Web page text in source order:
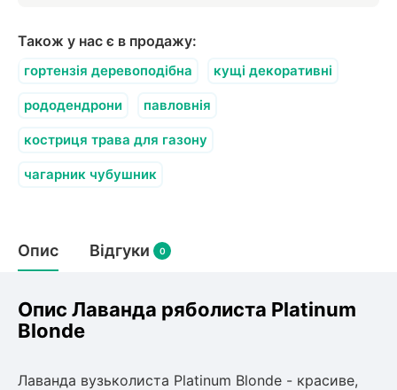
Також у нас є в продажу:
гортензія деревоподібна кущі декоративні
рододендрони павловнія
костриця трава для газону
чагарник чубушник
Опис Відгуки 0
Опис Лаванда ряболиста Platinum
Blonde
Лаванда вузьколиста Platinum Blonde - красиве,